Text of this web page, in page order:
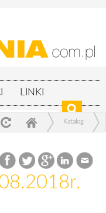
LINKI
Katalog
o Wolin, 4.08.2018r.